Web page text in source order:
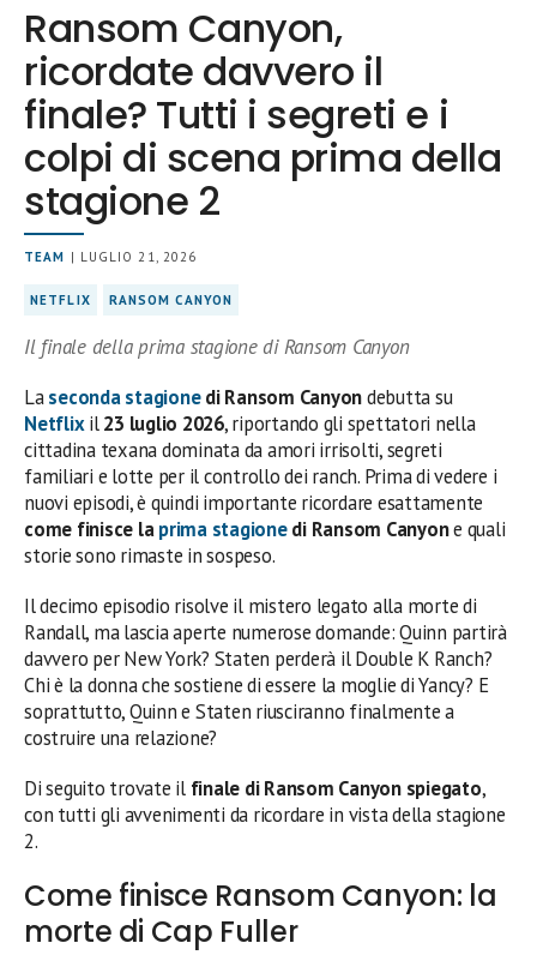
Ransom Canyon,
ricordate davvero il
finale? Tutti i segreti e i
colpi di scena prima della
stagione 2
TEAM | LUGLIO 21, 2026
NETFLIX RANSOM CANYON
Il finale della prima stagione di Ransom Canyon
Laseconda stagionedi Ransom Canyondebutta su
Netflixil23 luglio 2026, riportando gli spettatori nella
cittadina texana dominata da amori irrisolti, segreti
familiari e lotte per il controllo dei ranch. Prima di vedere i
nuovi episodi, è quindi importante ricordare esattamente
come finisce laprima stagionedi Ransom Canyone quali
storie sono rimaste in sospeso.
Il decimo episodio risolve il mistero legato alla morte di
Randall, ma lascia aperte numerose domande: Quinn partirà
davvero per New York? Staten perderà il Double K Ranch?
Chi è la donna che sostiene di essere la moglie di Yancy? E
soprattutto, Quinn e Staten riusciranno finalmente a
costruire una relazione?
Di seguito trovate il finale di Ransom Canyon spiegato,
con tutti gli avvenimenti da ricordare in vista della stagione
2.
Come finisce Ransom Canyon: la
morte di Cap Fuller